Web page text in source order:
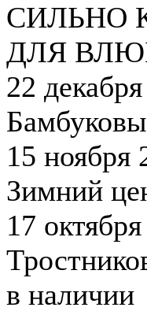
СИЛЬНО
ДЛЯ
22
15 ноября
Зимний
17
в наличии